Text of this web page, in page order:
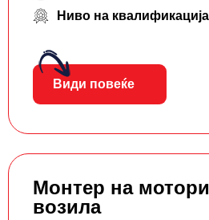
Ниво на
Види повеќе
Монтер на
возила